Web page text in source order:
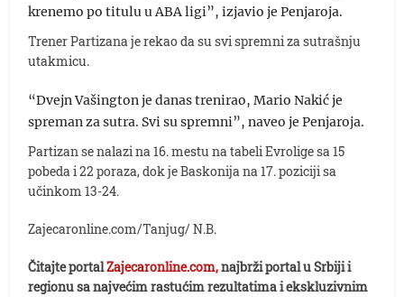
krenemo po titulu u ABA ligi”, izjavio je Penjaroja.
Trener Partizana je rekao da su svi spremni za sutrašnju
utakmicu.
“Dvejn Vašington je danas trenirao, Mario Nakić je
spreman za sutra. Svi su spremni”, naveo je Penjaroja.
Partizan se nalazi na 16. mestu na tabeli Evrolige sa 15
pobeda i 22 poraza, dok je Baskonija na 17. poziciji sa
učinkom 13-24.
Zajecaronline.com/Tanjug/ N.B.
Čitajte portalZajecaronline.com,najbrži portal u Srbiji i
regionu sa najvećim rastućim rezultatima i ekskluzivnim